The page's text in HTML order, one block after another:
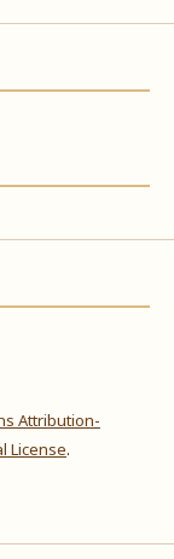
Attribution-
License.